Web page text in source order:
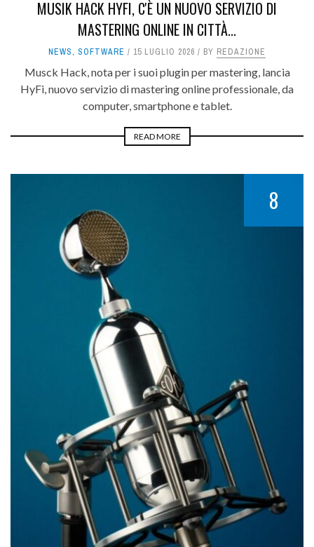
MUSIK HACK HYFI, C'È UN NUOVO SERVIZIO DI
MASTERING ONLINE IN CITTÀ...
NEWS, SOFTWARE 15 LUGLIO 2026 BY REDAZIONE
Musck Hack, nota per i suoi plugin per mastering, lancia
HyFi, nuovo servizio di mastering online professionale, da
computer, smartphone e tablet.
READ MORE
8